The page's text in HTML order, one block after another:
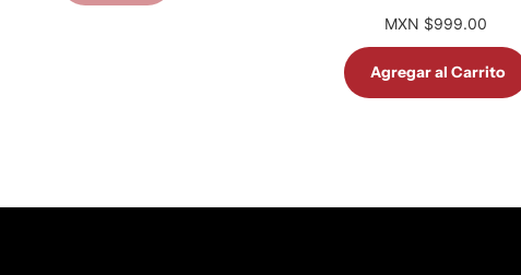
MXN $999.00
Agregar al Carrito